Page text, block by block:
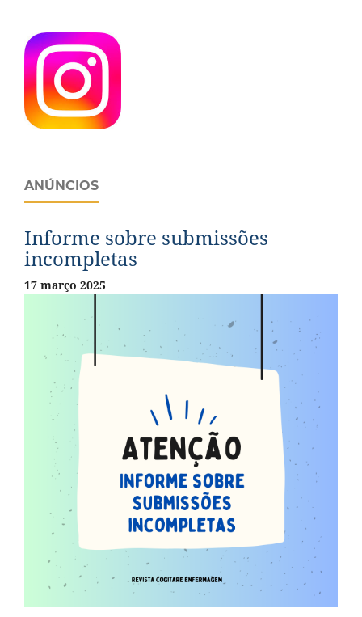
ANÚNCIOS
Informe sobre submissões
incompletas
17 março 2025